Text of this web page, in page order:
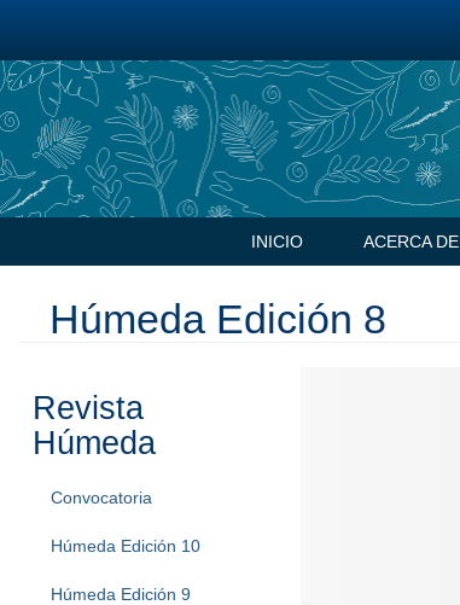
contenido
principal
Navegación
principal
INICIO ACERCA DE
Húmeda Edición 8
Revista
Húmeda
Convocatoria
Húmeda Edición 10
Húmeda Edición 9